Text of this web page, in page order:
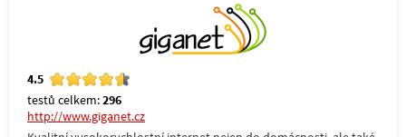
4.5
testů celkem:296
http://www.giganet.cz